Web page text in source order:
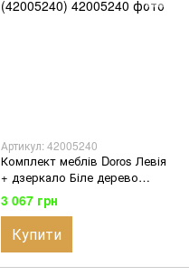
Артикул: 42005240
Комплект меблів Doros Левія
+ дзеркало Біле дерево
100х32х100 (42005240)
3 067 грн
Купити